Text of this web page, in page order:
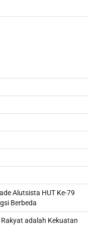
Alutsista HUT Ke-79
Berbeda
adalah Kekuatan